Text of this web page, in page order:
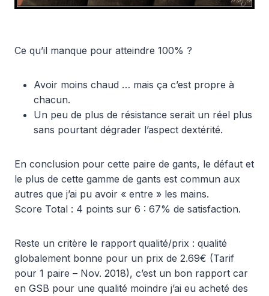
Ce qu’il manque pour atteindre 100% ?
Avoir moins chaud … mais ça c’est propre à
chacun.
Un peu de plus de résistance serait un réel plus
sans pourtant dégrader l’aspect dextérité.
En conclusion pour cette paire de gants, le défaut et
le plus de cette gamme de gants est commun aux
autres que j’ai pu avoir « entre » les mains.
Score Total : 4 points sur 6 : 67% de satisfaction.
Reste un critère le rapport qualité/prix : qualité
globalement bonne pour un prix de 2.69€ (Tarif
pour 1 paire – Nov. 2018), c’est un bon rapport car
en GSB pour une qualité moindre j’ai eu acheté des